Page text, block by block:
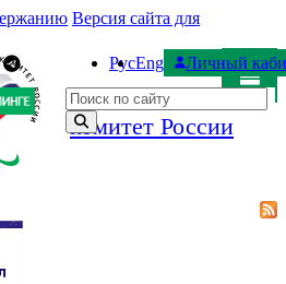
Версия сайта для
Паралимпийский
комитет России
РусEng
Личный
Поиск по сайту